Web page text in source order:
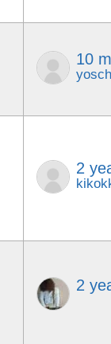
10
2
2